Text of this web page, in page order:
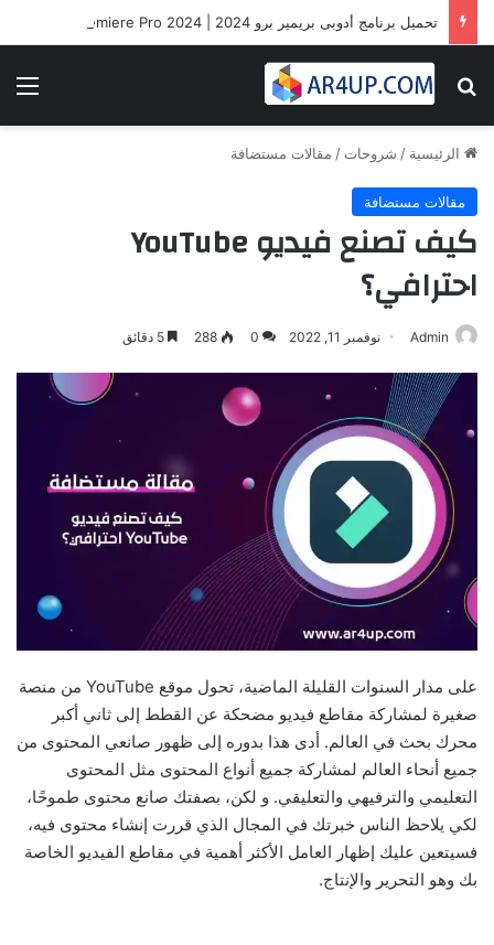
بحث عن
الرئيسية / شروحات / مقالات مستضافة
مقالات مستضافة
كيف تصنع فيديو YouTube
احترافي؟
Admin نوفمبر 11, 2022 0
288
على مدار السنوات القليلة الماضية، تحول موقع YouTube من منصة
صغيرة لمشاركة مقاطع فيديو مضحكة عن القطط إلى ثاني أكبر
محرك بحث في العالم. أدى هذا بدوره إلى ظهور صانعي المحتوى من
جميع أنحاء العالم لمشاركة جميع أنواع المحتوى مثل المحتوى
التعليمي والترفيهي والتعليقي. و لكن، بصفتك صانع محتوى طموحًا،
لكي يلاحظ الناس خبرتك في المجال الذي قررت إنشاء محتوى فيه،
فسيتعين عليك إظهار العامل الأكثر أهمية في مقاطع الفيديو الخاصة
بك وهو التحرير والإنتاج.